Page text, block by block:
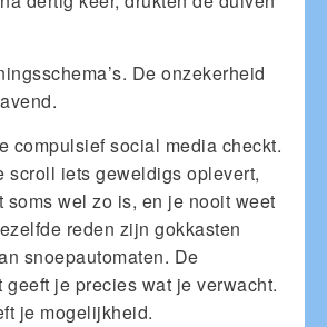
De onzekerheid
compulsief social media checkt.
scroll iets geweldigs oplevert,
soms wel zo is, en je nooit weet
reden zijn gokkasten
snoepautomaten. De
geeft je precies wat je verwacht.
je mogelijkheid.